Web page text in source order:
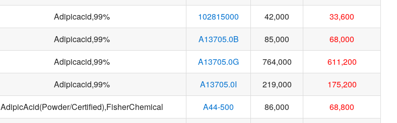
Adipicacid,99%
102815000 42,000
33,600
Adipicacid,99%
A13705.0B 85,000
68,000
Adipicacid,99%
A13705.0G 764,000
611,200
Adipicacid,99%
A13705.0I 219,000
175,200
AdipicAcid(Powder/Certified),FisherChemical
A44-500 86,000 68,800